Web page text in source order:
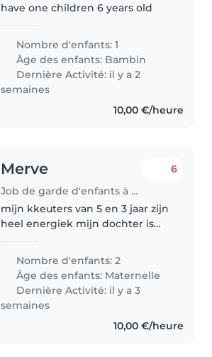
have one children 6 years old
Nombre d'enfants: 1
Âge des enfants: Bambin
Dernière Activité: il y a 2
semaines
10,00 €/heure
Merve
Job de garde d'enfants à Hamme
6
mijn kkeuters van 5 en 3 jaar zijn
heel energiek mijn dochter is
en is energiek te veel
enthousiaste en nieuwsgierig
Nombre d'enfants: 2
Âge des enfants: Maternelle
Dernière Activité: il y a 3
semaines
10,00 €/heure